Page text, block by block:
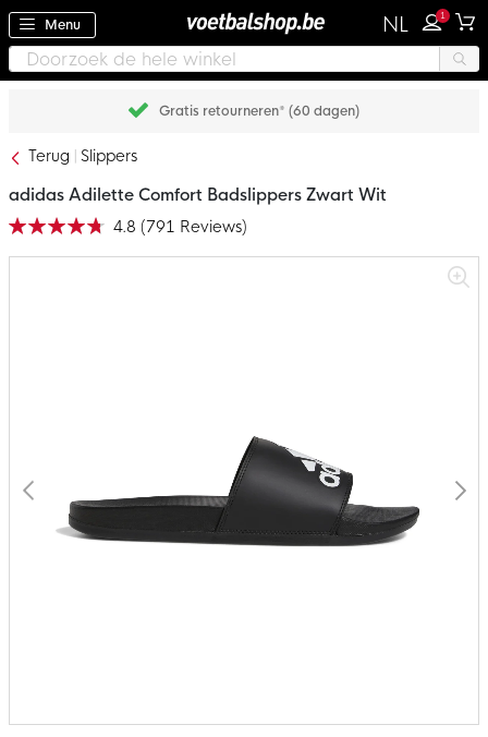
Menu NL 1
Gratis retourneren* (60 dagen)
Terug Slippers
adidas Adilette Comfort Badslippers Zwart Wit
Waardering: 4.8 (791 Reviews)